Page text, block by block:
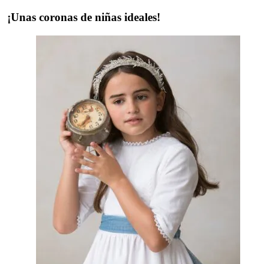
¡Unas coronas de niñas ideales!